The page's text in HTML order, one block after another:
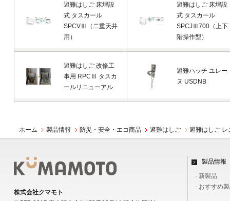
避難はしご 床埋設
式 タスカール
SPCVⅢ（二重天井
用）
避難はしご 床埋設
式 タスカール
SPCJⅢ700（上下
階操作型）
避難はしご 改修工
事用 RPCⅢ タスカ
ールリニューアル
避難ハッチ ユレー
ヌ USDNB
ホーム 製品情報 防災・安全・エコ商品 避難はしご 避難はしご
株式会社クマモト
製品情報
- 新製品
- おすすめ